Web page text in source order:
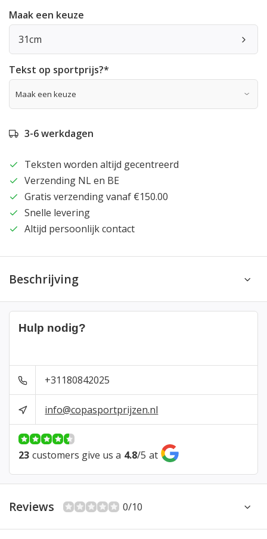
Maak een keuze
31cm
Tekst op sportprijs?*
3-6 werkdagen
Teksten worden altijd gecentreerd
Verzending NL en BE
Gratis verzending vanaf €150.00
Snelle levering
Altijd persoonlijk contact
Beschrijving
Hulp nodig?
+31180842025
info@copasportprijzen.nl
23 customers give us a 4.8/5 at
Reviews 0/10